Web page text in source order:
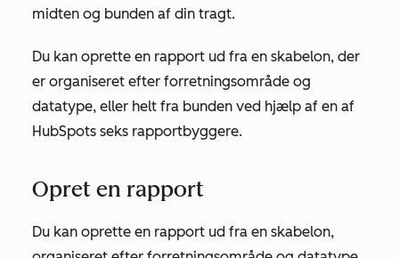
midten og bunden af din tragt.
Du kan oprette en rapport ud fra en skabelon, der
er organiseret efter forretningsområde og
datatype, eller helt fra bunden ved hjælp af en af
HubSpots seks rapportbyggere.
Opret en rapport
Du kan oprette en rapport ud fra en skabelon,